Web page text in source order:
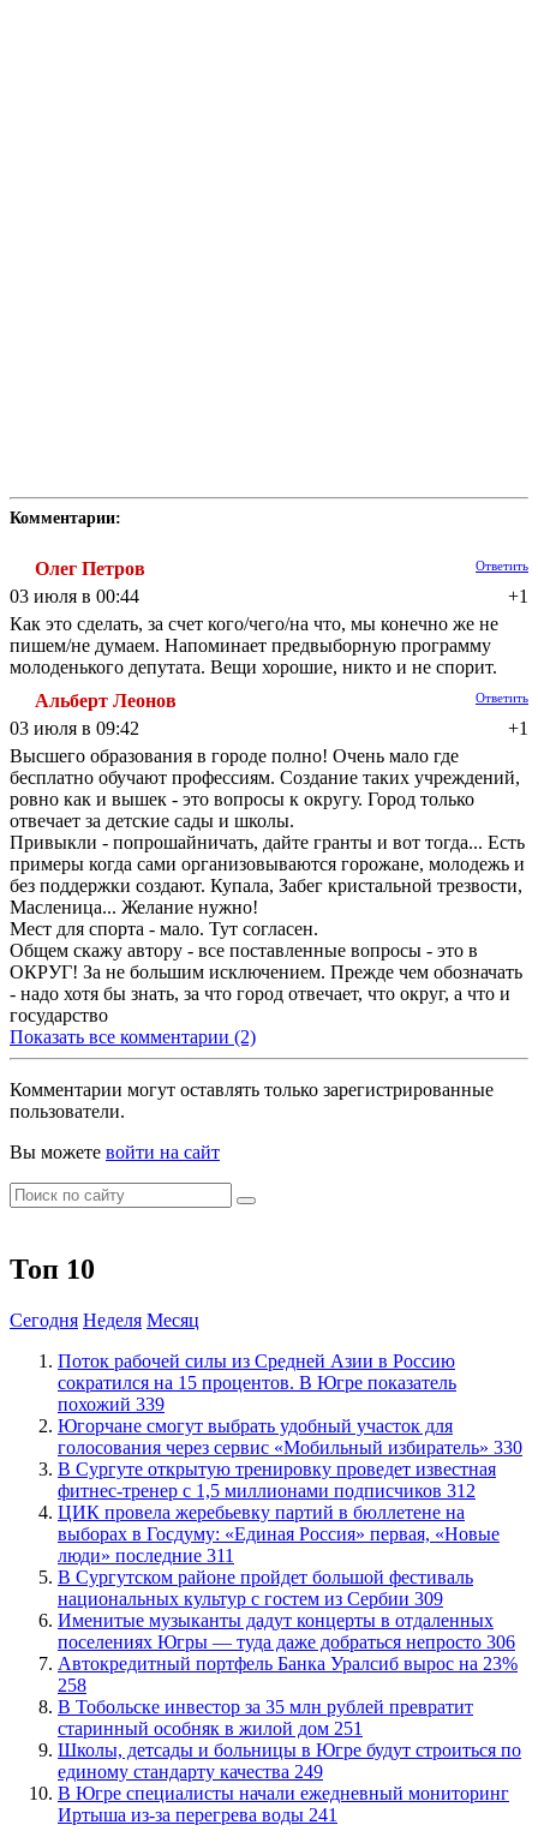
Комментарии:
Олег Петров Ответить
+1
03 июля в 00:44
Как это сделать, за счет кого/чего/на что, мы конечно же не
пишем/не думаем. Напоминает предвыборную программу
молоденького депутата. Вещи хорошие, никто и не спорит.
Альберт Леонов
Ответить
+1
03 июля в 09:42
Высшего образования в городе полно! Очень мало где
бесплатно обучают профессиям. Создание таких учреждений,
ровно как и вышек - это вопросы к округу. Город только
отвечает за детские сады и школы.
Привыкли - попрошайничать, дайте гранты и вот тогда... Есть
примеры когда сами организовываются горожане, молодежь и
без поддержки создают. Купала, Забег кристальной трезвости,
Масленица... Желание нужно!
Мест для спорта - мало. Тут согласен.
Общем скажу автору - все поставленные вопросы - это в
ОКРУГ! За не большим исключением. Прежде чем обозначать
- надо хотя бы знать, за что город отвечает, что округ, а что и
государство
Показать все комментарии (2)
Комментарии могут оставлять только зарегистрированные
пользователи.
Вы можете войти на сайт
Топ 10
Сегодня Неделя Месяц
Поток рабочей силы из Средней Азии в Россию
сократился на 15 процентов. В Югре показатель
похожий 339
Югорчане смогут выбрать удобный участок для
голосования через сервис «Мобильный избиратель» 330
В Сургуте открытую тренировку проведет известная
фитнес-тренер с 1,5 миллионами подписчиков 312
ЦИК провела жеребьевку партий в бюллетене на
выборах в Госдуму: «Единая Россия» первая, «Новые
люди» последние 311
В Сургутском районе пройдет большой фестиваль
национальных культур с гостем из Сербии 309
Именитые музыканты дадут концерты в отдаленных
поселениях Югры — туда даже добраться непросто 306
​Автокредитный портфель Банка Уралсиб вырос на 23%
258
В Тобольске инвестор за 35 млн рублей превратит
старинный особняк в жилой дом 251
Школы, детсады и больницы в Югре будут строиться по
единому стандарту качества 249
В Югре специалисты начали ежедневный мониторинг
Иртыша из-за перегрева воды 241